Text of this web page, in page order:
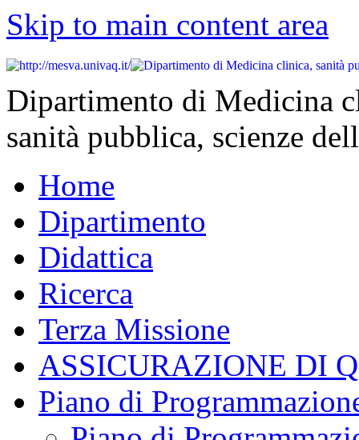
Skip to main content area
Dipartimento di Medicina
sanità pubblica, scienze
Home
Dipartimento
Didattica
Ricerca
Terza Missione
ASSICURAZIONE DI
Piano di